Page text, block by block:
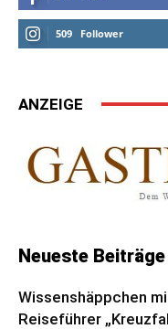
509 Follower
ANZEIGE
Neueste Beiträge
Wissenshäppchen
Reiseführer